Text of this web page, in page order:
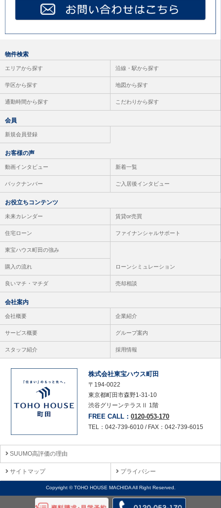
物件検索
エリアから探す 沿線・駅から探す
学区から探す 地図から探す
通勤時間から探す こだわりから探す
会員
新規会員登録
お客様の声
動画インタビュー 新着一覧
バックナンバー ご入居後インタビュー
お役立ちコンテンツ
未来カレンダー 賃貸or売買
住宅ローン ファイナンシャルサポート
東宝ハウス町田の強み
購入の流れ ローンシミュレーション
良いマチ・マチダ 売却相談
会社案内
会社概要 企業紹介
サービス概要 グループ案内
スタッフ紹介 採用情報
株式会社東宝ハウス町田
〒194-0022
東京都町田市森野1-31-10
渋谷グリーンテラスⅡ 1階
FREE CALL：0120-053-170
TEL：042-739-6010 / FAX：042-739-6015
SUUMO高評価の理由
サイトマップ プライバシー
Copyright © TOHO HOUSE MACHIDA All Right Reserved.